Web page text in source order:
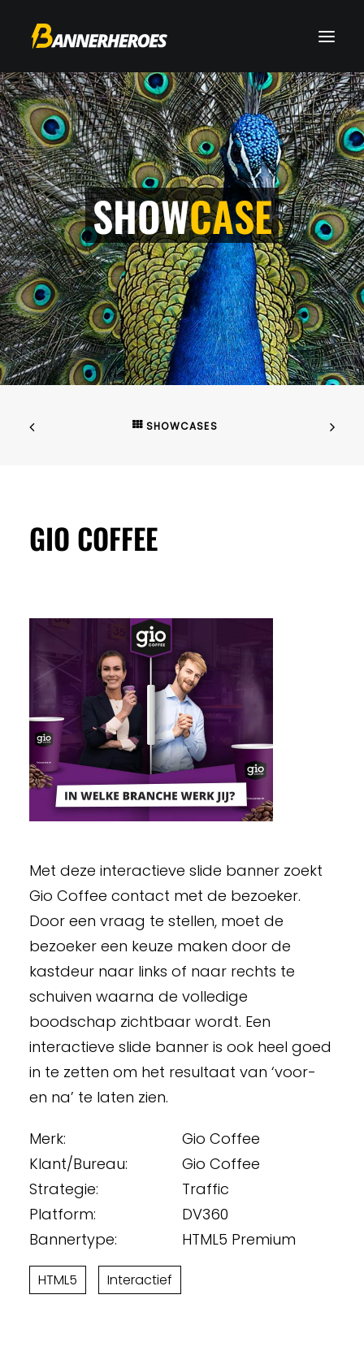
SHOWCASE
SHOWCASES
GIO COFFEE
Met deze interactieve slide banner zoekt
Gio Coffee contact met de bezoeker.
Door een vraag te stellen, moet de
bezoeker een keuze maken door de
kastdeur naar links of naar rechts te
schuiven waarna de volledige
boodschap zichtbaar wordt. Een
interactieve slide banner is ook heel goed
in te zetten om het resultaat van ‘voor-
en na’ te laten zien.
Merk:
Gio Coffee
Klant/Bureau:
Gio Coffee
Strategie:
Traffic
Platform:
DV360
Bannertype:
HTML5 Premium
HTML5 Interactief